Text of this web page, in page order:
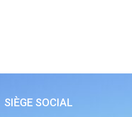
SIÈGE SOCIAL